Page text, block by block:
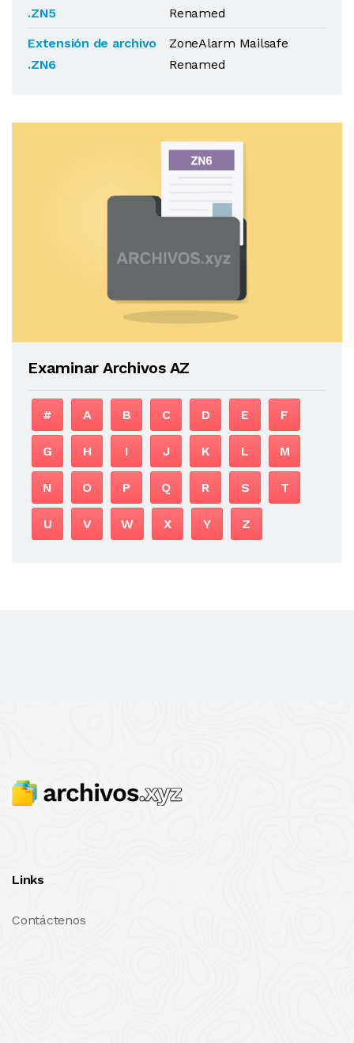
.ZN5
Renamed
Extensión de archivo
.ZN6
ZoneAlarm Mailsafe
Renamed
Examinar Archivos AZ
# A B C D E F
G H I J K L M
N O P Q R S T
U V W X Y Z
Links
Contáctenos